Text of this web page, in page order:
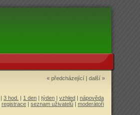
« předcházející | další »
| 3 hod. | 1 den | týden | vzhled | nápověda
registrace | seznam uživatelů | moderátoři